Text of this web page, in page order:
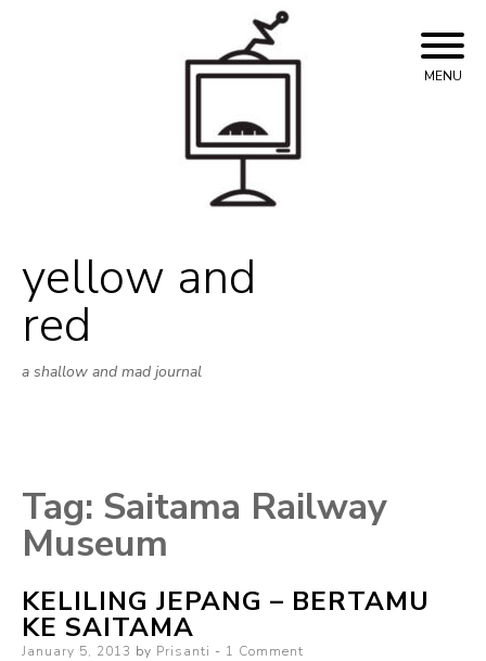
yellow and
red
a shallow and mad journal
MENU
Tag: Saitama Railway
Museum
KELILING JEPANG – BERTAMU
KE SAITAMA
Posted
January 5, 2013 by Prisanti 1 Comment